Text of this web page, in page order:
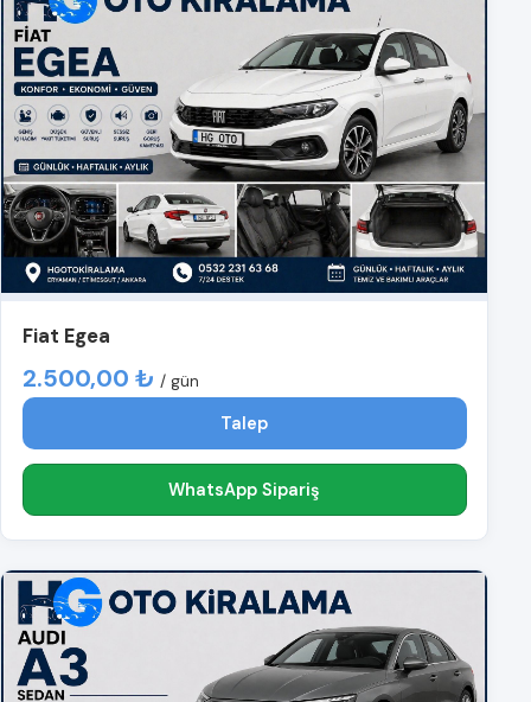
Fiat Egea
2.500,00 ₺ / gün
Talep
WhatsApp Sipariş